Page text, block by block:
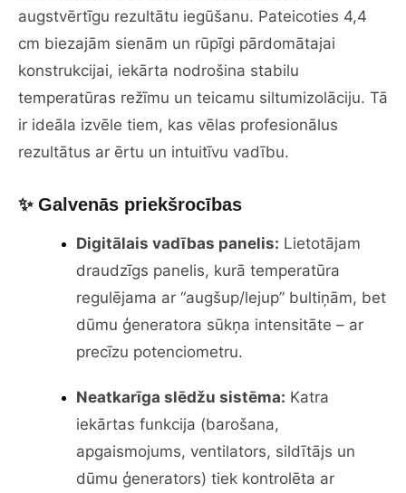
augstvērtīgu rezultātu iegūšanu. Pateicoties 4,4
cm biezajām sienām un rūpīgi pārdomātajai
konstrukcijai, iekārta nodrošina stabilu
temperatūras režīmu un teicamu siltumizolāciju. Tā
ir ideāla izvēle tiem, kas vēlas profesionālus
rezultātus ar ērtu un intuitīvu vadību.
✨ Galvenās priekšrocības
Digitālais vadības panelis: Lietotājam
draudzīgs panelis, kurā temperatūra
regulējama ar “augšup/lejup” bultiņām, bet
dūmu ģeneratora sūkņa intensitāte – ar
precīzu potenciometru.
Neatkarīga slēdžu sistēma: Katra
iekārtas funkcija (barošana,
apgaismojums, ventilators, sildītājs un
dūmu ģenerators) tiek kontrolēta ar